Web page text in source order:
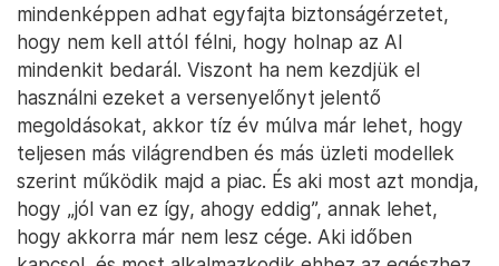
mindenképpen adhat egyfajta biztonságérzetet,
hogy nem kell attól félni, hogy holnap az AI
mindenkit bedarál. Viszont ha nem kezdjük el
használni ezeket a versenyelőnyt jelentő
megoldásokat, akkor tíz év múlva már lehet, hogy
teljesen más világrendben és más üzleti modellek
szerint működik majd a piac. És aki most azt mondja,
hogy „jól van ez így, ahogy eddig”, annak lehet,
hogy akkorra már nem lesz cége. Aki időben